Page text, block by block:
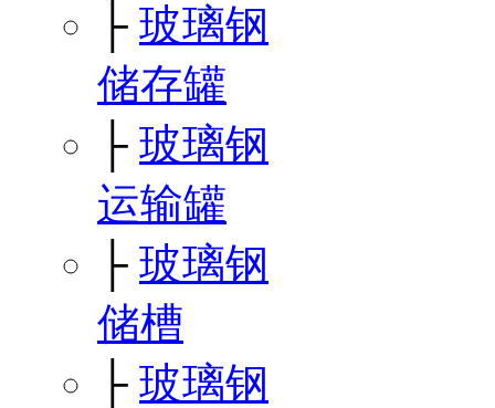
├ 玻璃钢
储存罐
├ 玻璃钢
运输罐
├ 玻璃钢
储槽
├ 玻璃钢